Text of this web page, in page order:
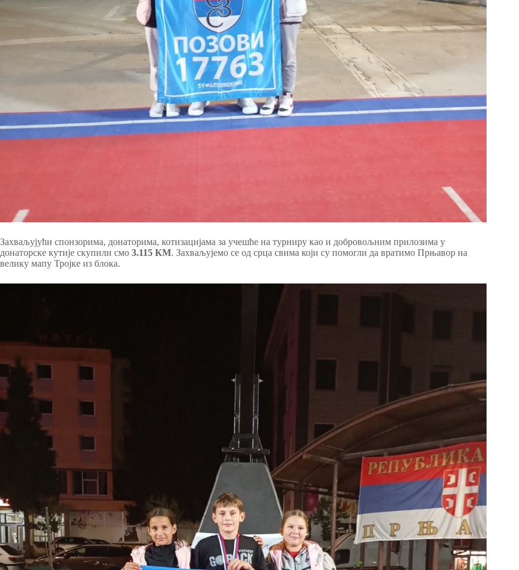
Захваљујући спонзорима, донаторима, котизацијама за учешће на турниру као и добровољним прилозима у
донаторске кутије скупили смо 3.115 КМ. Захваљујемо се од срца свима који су помогли да вратимо Прњавор на
велику мапу Тројке из блока.